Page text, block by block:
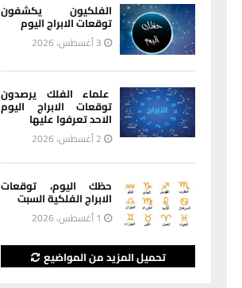
الفلكيون يكشفون
توقعات الابراج اليوم
3 أغسطس، 2026
علماء الفلك يرصدون
توقعات الابراج اليوم
الاحد تعرفوا عليها
2 أغسطس، 2026
حظك اليوم، توقعات
الابراج الفلكية السبت
1 أغسطس، 2026
تحميل المزيد من المواضيع